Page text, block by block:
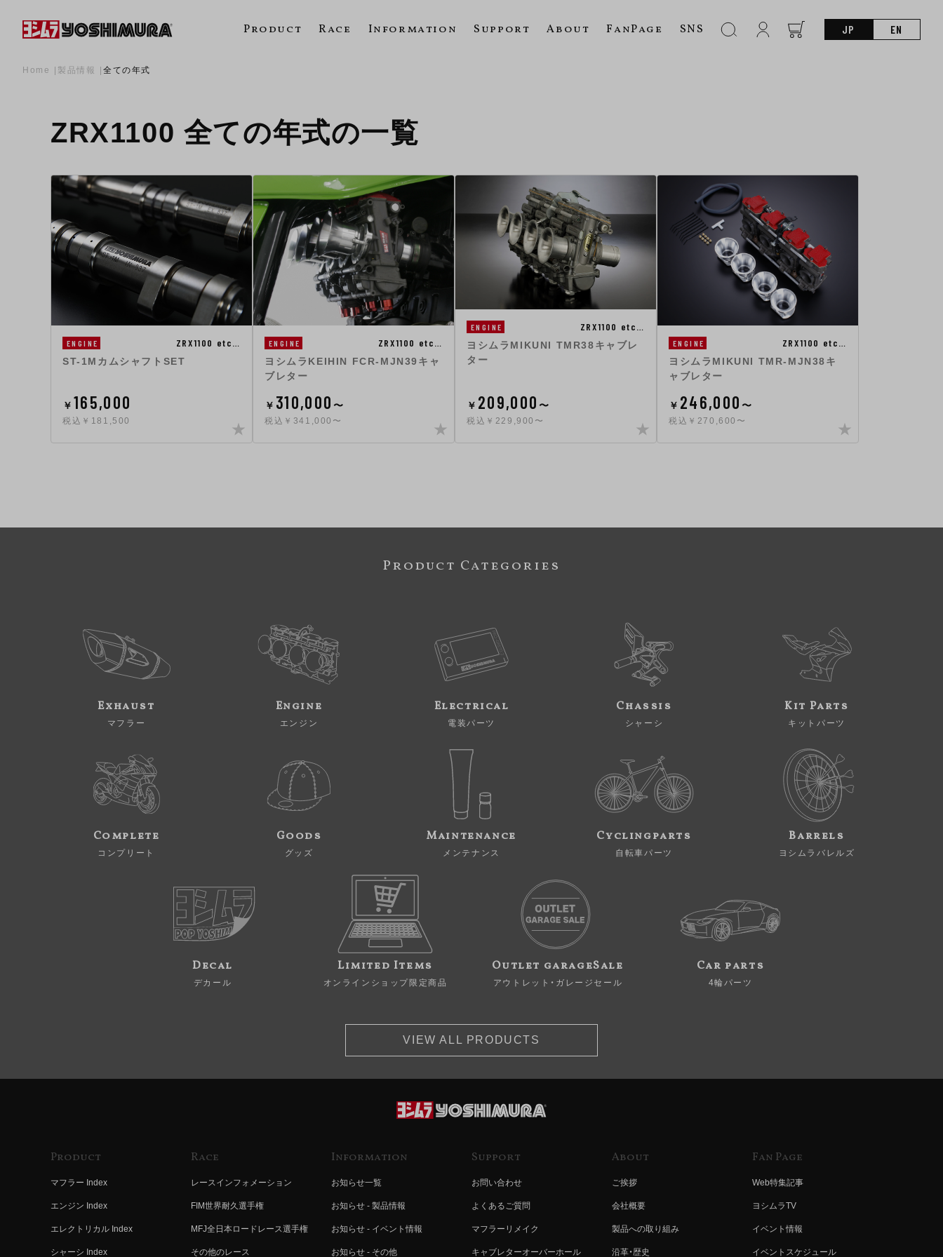
Product Race Information Support About FanPage SNS JP EN
Home 製品情報 全ての年式
ZRX1100 全ての年式の一覧
ENGINE ZRX1100 etc…
ST-1MカムシャフトSET
￥ 165,000
税込￥181,500
ENGINE ZRX1100 etc…
ヨシムラKEIHIN FCR-MJN39キャ
ブレター
￥ 310,000 〜
税込￥341,000〜
ENGINE ZRX1100 etc…
ヨシムラMIKUNI TMR38キャブレ
ター
￥ 209,000 〜
税込￥229,900〜
ENGINE ZRX1100 etc…
ヨシムラMIKUNI TMR-MJN38キ
ャブレター
￥ 246,000 〜
税込￥270,600〜
Product Categories
Exhaust
マフラー
Engine
エンジン
Electrical
電装パーツ
Chassis
シャーシ
Kit Parts
キットパーツ
Complete
コンプリート
Goods
グッズ
Maintenance
メンテナンス
Cyclingparts
自転車パーツ
Barrels
ヨシムラバレルズ
Decal
デカール
Limited Items
オンラインショップ限定商品
Outlet garageSale
アウトレット・ガレージセール
Car parts
4輪パーツ
VIEW ALL PRODUCTS
Product
マフラー Index
エンジン Index
エレクトリカル Index
シャーシ Index
Race
レースインフォメーション
FIM世界耐久選手権
MFJ全日本ロードレース選手権
その他のレース
Information
お知らせ一覧
お知らせ - 製品情報
お知らせ - イベント情報
お知らせ - その他
Support
お問い合わせ
よくあるご質問
マフラーリメイク
キャブレターオーバーホール
About
ご挨拶
会社概要
製品への取り組み
沿革・歴史
Fan Page
Web特集記事
ヨシムラTV
イベント情報
イベントスケジュール